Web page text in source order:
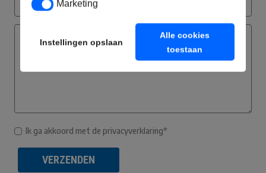
MarketingMarketing
Instellingen opslaan
Alle cookies
toestaan
Ik ga akkoord met de privacyverklaring*
VERZENDEN